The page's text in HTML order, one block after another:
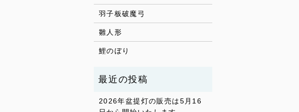
羽子板破魔弓
雛人形
鯉のぼり
2026年盆提灯の販売は5月16